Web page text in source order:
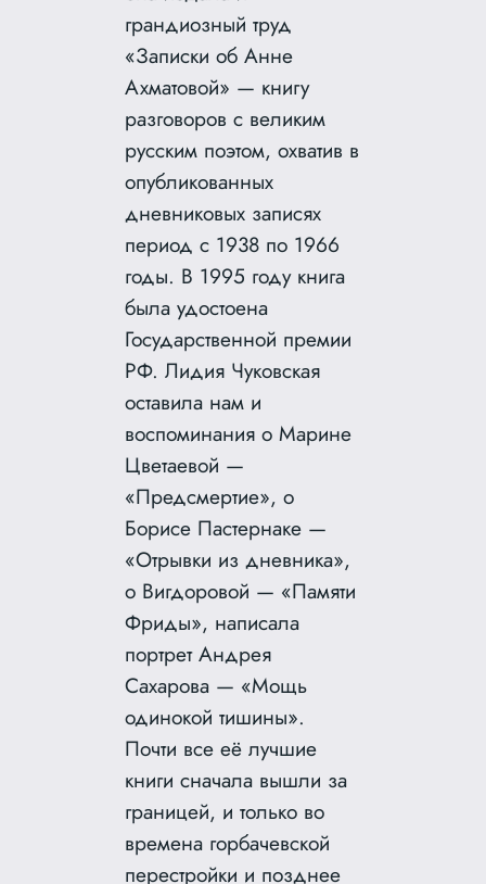
грандиозный труд
«Записки об Анне
Ахматовой» — книгу
разговоров с великим
русским поэтом, охватив в
опубликованных
дневниковых записях
период с 1938 по 1966
годы. В 1995 году книга
была удостоена
Государственной премии
РФ. Лидия Чуковская
оставила нам и
воспоминания о Марине
Цветаевой —
«Предсмертие», о
Борисе Пастернаке —
«Отрывки из дневника»,
о Вигдоровой — «Памяти
Фриды», написала
портрет Андрея
Сахарова — «Мощь
одинокой тишины».
Почти все её лучшие
книги сначала вышли за
границей, и только во
времена горбачевской
перестройки и позднее